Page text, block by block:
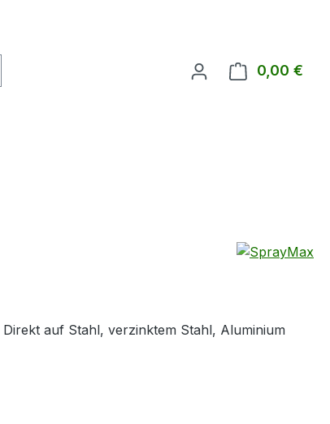
0,00 €
auf Stahl, verzinktem Stahl, Aluminium